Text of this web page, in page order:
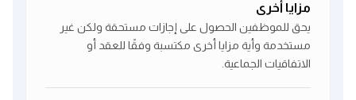
مزايا أخرى
يحق للموظفين الحصول على إجازات مستحقة ولكن غير
مستخدمة وأية مزايا أخرى مكتسبة وفقًا للعقد أو
الاتفاقيات الجماعية.